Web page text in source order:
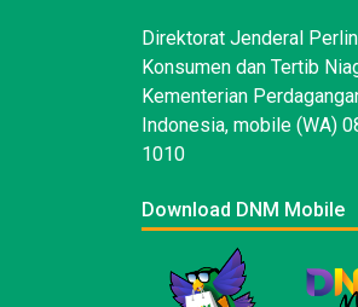
Direktorat Jenderal
Konsumen dan Tertib
Kementerian
Indonesia, mobile (WA)
1010
Download DNM Mobile